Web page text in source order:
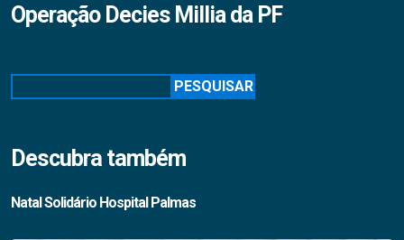
Operação Decies Millia da PF
PESQUISAR
Descubra também
Natal Solidário Hospital Palmas